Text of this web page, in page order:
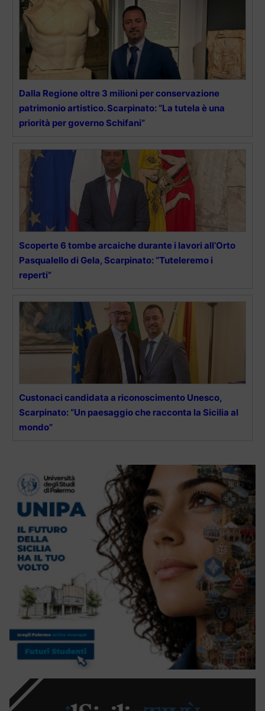
Dalla Regione oltre 3 milioni per conservazione
patrimonio artistico. Scarpinato: “La tutela è una
priorità per governo Schifani”
Scoperte 6 tombe arcaiche durante i lavori all’Orto
Pasqualello di Gela, Scarpinato: “Tuteleremo i
reperti”
Custonaci candidata a riconoscimento Unesco,
Scarpinato: “Un paesaggio che racconta la Sicilia al
mondo”